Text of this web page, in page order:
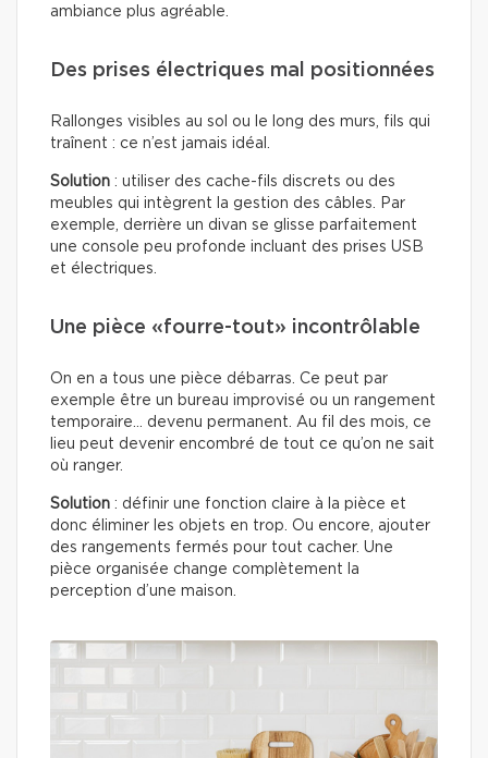
ambiance plus agréable.
Des prises électriques mal positionnées
Rallonges visibles au sol ou le long des murs, fils qui
traînent : ce n’est jamais idéal.
Solution : utiliser des cache-fils discrets ou des
meubles qui intègrent la gestion des câbles. Par
exemple, derrière un divan se glisse parfaitement
une console peu profonde incluant des prises USB
et électriques.
Une pièce «fourre-tout» incontrôlable
On en a tous une pièce débarras. Ce peut par
exemple être un bureau improvisé ou un rangement
temporaire… devenu permanent. Au fil des mois, ce
lieu peut devenir encombré de tout ce qu’on ne sait
où ranger.
Solution : définir une fonction claire à la pièce et
donc éliminer les objets en trop. Ou encore, ajouter
des rangements fermés pour tout cacher. Une
pièce organisée change complètement la
perception d’une maison.